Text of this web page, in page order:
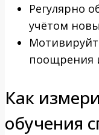
Регулярно
учётом
поощрения
Как
обучения